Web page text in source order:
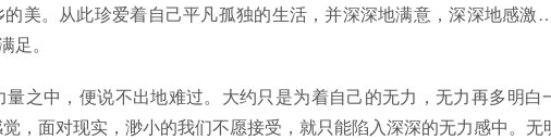
美。从此珍爱着自己平凡孤独的生活，并深深地满意，深深地感
。
之中，便说不出地难过。大约只是为着自己的无力，无力再多明白
，面对现实，渺小的我们不愿接受，就只能陷入深深的无力感中。无